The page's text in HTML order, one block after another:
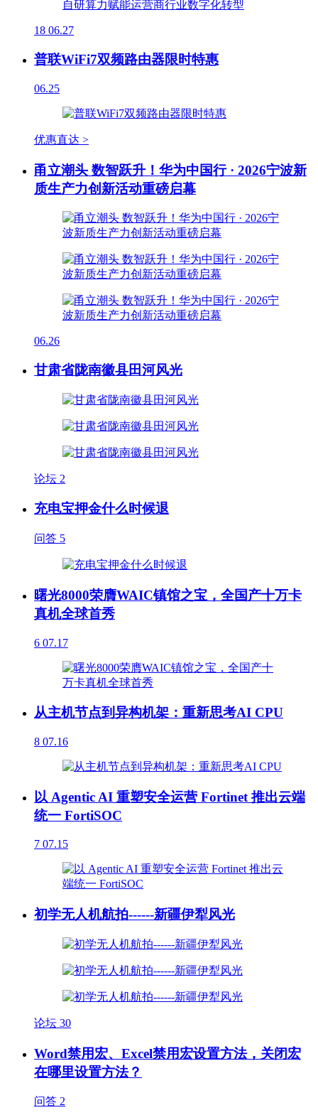
18 06.27
普联WiFi7双频路由器限时特惠
06.25
优惠直达 >
甬立潮头 数智跃升！华为中国行 · 2026宁波新
质生产力创新活动重磅启幕
06.26
甘肃省陇南徽县田河风光
论坛 2
充电宝押金什么时候退
问答 5
曙光8000荣膺WAIC镇馆之宝，全国产十万卡
真机全球首秀
6 07.17
从主机节点到异构机架：重新思考AI CPU
8 07.16
以 Agentic AI 重塑安全运营 Fortinet 推出云端
统一 FortiSOC
7 07.15
初学无人机航拍------新疆伊犁风光
论坛 30
Word禁用宏、Excel禁用宏设置方法，关闭宏
在哪里设置方法？
问答 2